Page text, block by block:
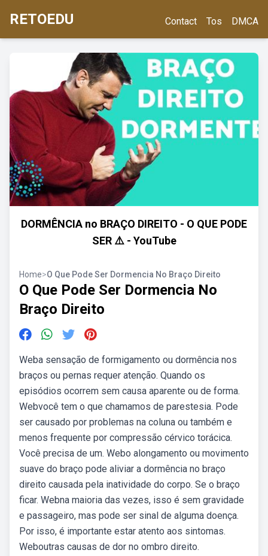
RETOEDU Contact Tos DMCA
DORMÊNCIA no BRAÇO DIREITO - O QUE PODE
SER ⚠️ - YouTube
Home>O Que Pode Ser Dormencia No Braço Direito
O Que Pode Ser Dormencia No
Braço Direito
Weba sensação de formigamento ou dormência nos
braços ou pernas requer atenção. Quando os
episódios ocorrem sem causa aparente ou de forma.
Webvocê tem o que chamamos de parestesia. Pode
ser causado por problemas na coluna ou também e
menos frequente por compressão cérvico torácica.
Você precisa de um. Webo alongamento ou movimento
suave do braço pode aliviar a dormência no braço
direito causada pela inatividade do corpo. Se o braço
ficar. Webna maioria das vezes, isso é sem gravidade
e passageiro, mas pode ser sinal de alguma doença.
Por isso, é importante estar atento aos sintomas.
Weboutras causas de dor no ombro direito.